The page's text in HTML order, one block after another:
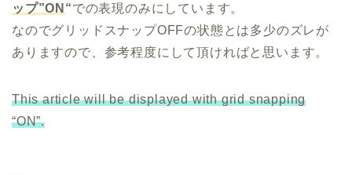
ップ”ON “での表現のみにしています。
なのでグリッドスナップOFFの状態とは多少のズレが
ありますので、参考程度にして頂ければと思います。
This article will be displayed with grid snapping
“ON”.